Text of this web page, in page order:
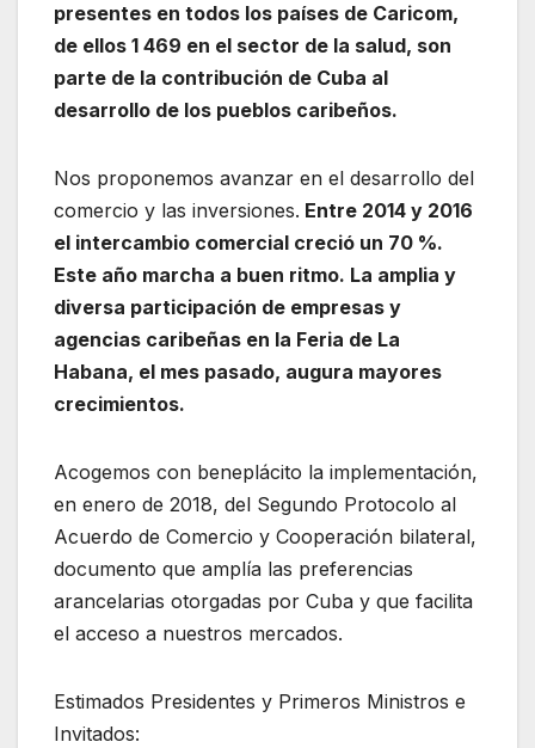
presentes en todos los países de Caricom,
de ellos 1 469 en el sector de la salud, son
parte de la contribución de Cuba al
desarrollo de los pueblos caribeños.
Nos proponemos avanzar en el desarrollo del
comercio y las inversiones. Entre 2014 y 2016
el intercambio comercial creció un 70 %.
Este año marcha a buen ritmo. La amplia y
diversa participación de empresas y
agencias caribeñas en la Feria de La
Habana, el mes pasado, augura mayores
crecimientos.
Acogemos con beneplácito la implementación,
en enero de 2018, del Segundo Protocolo al
Acuerdo de Comercio y Cooperación bilateral,
documento que amplía las preferencias
arancelarias otorgadas por Cuba y que facilita
el acceso a nuestros mercados.
Estimados Presidentes y Primeros Ministros e
Invitados: